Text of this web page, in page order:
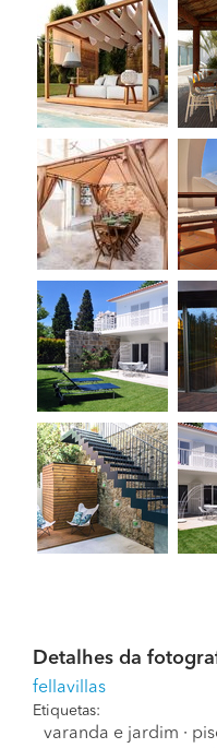
Detalhes da
fellavillas
Etiquetas:
varanda e jardim ·